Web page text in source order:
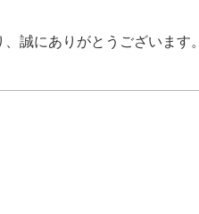
誠にありがとうございます。